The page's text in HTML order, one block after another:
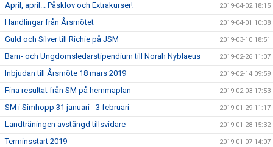
April, april... Påsklov och Extrakurser! 2019-04-02 18:15
Handlingar från Årsmötet 2019-04-01 10:38
Guld och Silver till Richie på JSM 2019-03-10 18:51
Barn- och Ungdomsledarstipendium till Norah Nyblaeus 2019-02-26 11:07
Inbjudan till Årsmöte 18 mars 2019 2019-02-14 09:59
Fina resultat från SM på hemmaplan 2019-02-03 17:53
SM i Simhopp 31 januari - 3 februari 2019-01-29 11:17
Landträningen avstängd tillsvidare 2019-01-28 15:32
Terminsstart 2019 2019-01-07 14:07